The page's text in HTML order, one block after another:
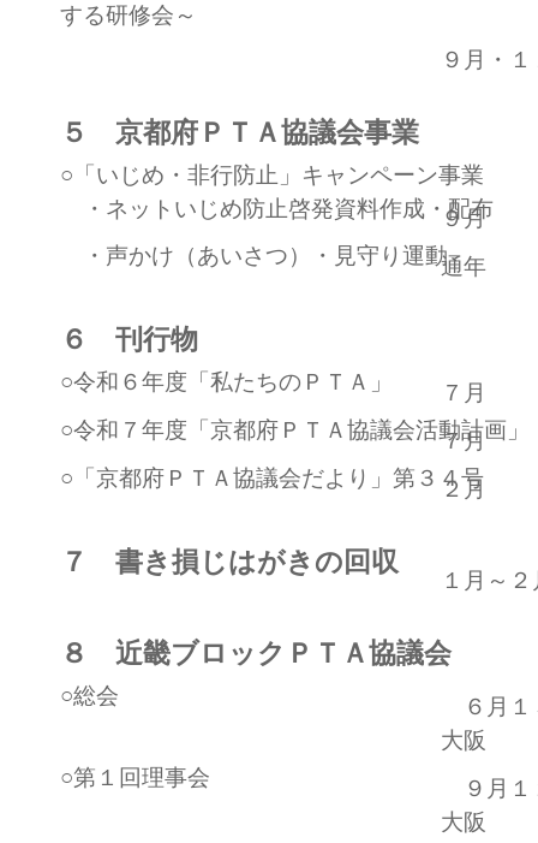
する研修会～
９月・
５ 京都府ＰＴＡ協議会事業
○「いじめ・非行防止」キャンペーン事業
・ネットいじめ防止啓発資料作成・配布
９月
・声かけ（あいさつ）・見守り運動通年
６ 刊行物
○令和６年度「私たちのＰＴＡ」
７月
○令和７年度「京都府ＰＴＡ協議会活動計画」
７月
○「京都府ＰＴＡ協議会だより」第３４号
２月
７ 書き損じはがきの回収
１月～２
８ 近畿ブロックＰＴＡ協議会
○総会
６月１
大阪
○第１回理事会
９月１
大阪